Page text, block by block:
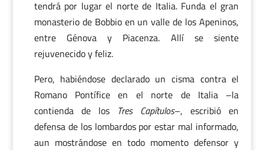
tendrá por lugar el norte de Italia. Funda el gran
monasterio de Bobbio en un valle de los Apeninos,
entre Génova y Piacenza. Allí se siente
rejuvenecido y feliz.
Pero, habiéndose declarado un cisma contra el
Romano Pontífice en el norte de Italia –la
contienda de losTres Capítulos–, escribió en
defensa de los lombardos por estar mal informado,
aun mostrándose en todo momento defensor y